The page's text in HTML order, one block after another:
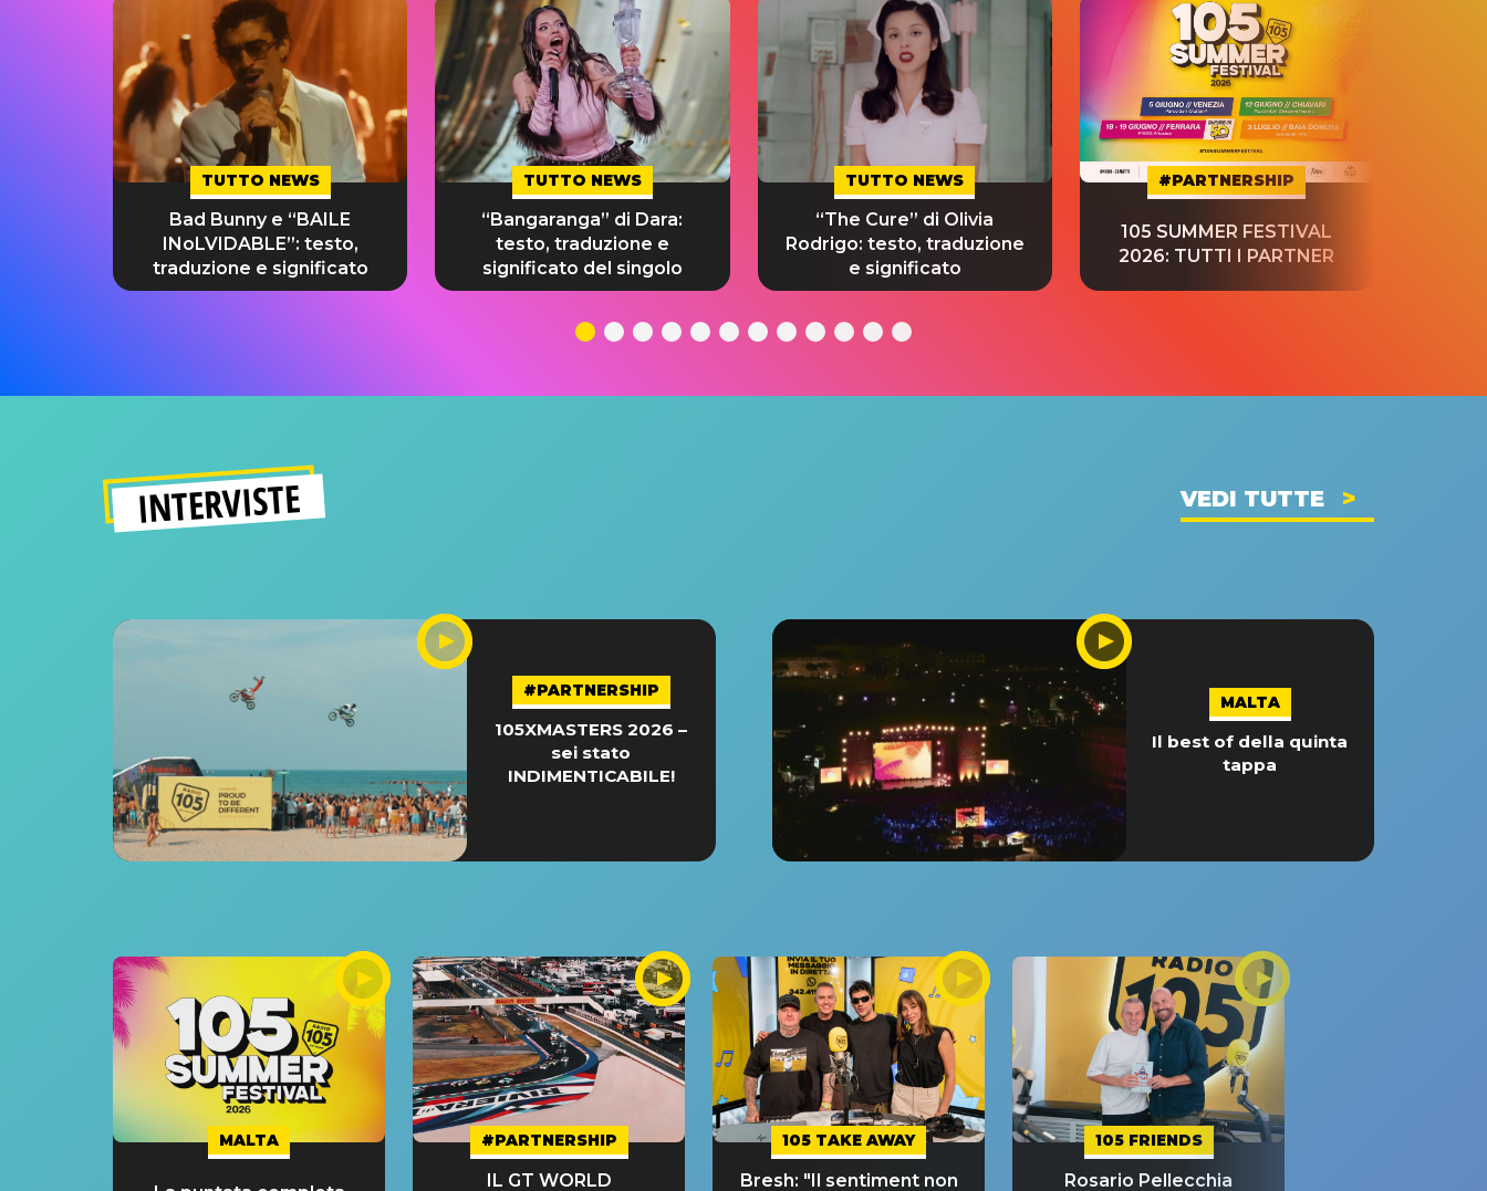
TUTTO NEWS
Bad Bunny e “BAILE
INoLVIDABLE”: testo,
traduzione e significato
TUTTO NEWS
“Bangaranga” di Dara:
testo, traduzione e
significato del singolo
TUTTO NEWS
“The Cure” di Olivia
Rodrigo: testo, traduzione
e significato
#PARTNERSHIP
105 SUMMER FESTIVAL
2026: TUTTI I PARTNER
INTERVISTE VEDI TUTTE
#PARTNERSHIP
105XMASTERS 2026 –
sei stato
INDIMENTICABILE!
MALTA
Il best of della quinta
tappa
MALTA #PARTNERSHIP
IL GT WORLD
105 TAKE AWAY
Bresh: "Il sentiment non
105 FRIENDS
Rosario Pellecchia